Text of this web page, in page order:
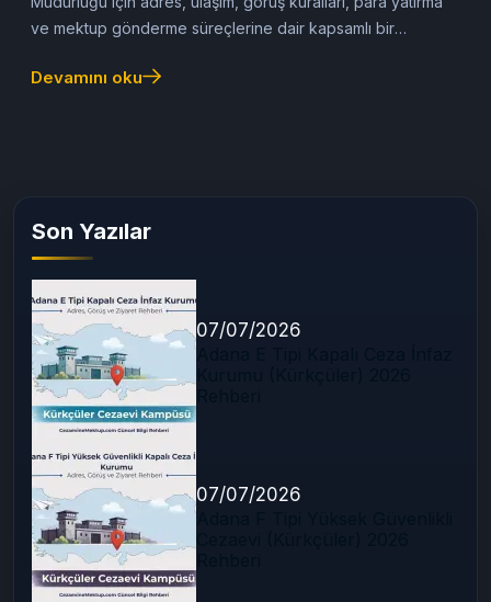
ve mektup gönderme süreçlerine dair kapsamlı bir
Devamını oku
Son Yazılar
07/07/2026
07/07/2026